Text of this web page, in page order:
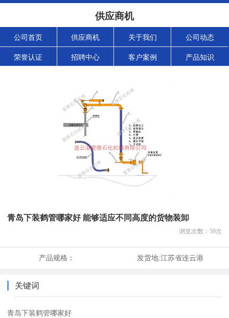
供应商机
公司首页 供应商机 关于我们 公司动态
荣誉认证 招聘中心 客户案例 产品知识
青岛下装鹤管哪家好 能够适应不同高度的货物装卸
浏览次数： 59次
产品规格： 发货地:江苏省连云港
关键词
青岛下装鹤管哪家好